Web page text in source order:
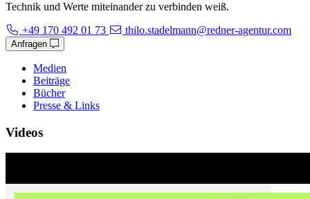
Technik und Werte miteinander zu verbinden weiß.
+49 170 492 01 73
thilo.stadelmann@redner-agentur.com
Anfragen
Medien
Beiträge
Bücher
Presse & Links
Videos